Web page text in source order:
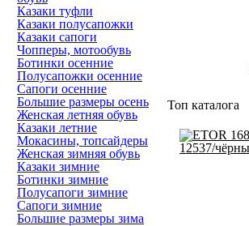
Казаки туфли
Казаки полусапожки
Казаки сапоги
Чопперы, мотообувь
Ботинки осенние
Полусапожки осенние
Сапоги осенние
Большие размеры осень
Женская летняя обувь
Казаки летние
Мокасины, топсайдеры
Женская зимняя обувь
Казаки зимние
Ботинки зимние
Полусапоги зимние
Сапоги зимние
Большие размеры зима
Топ каталога